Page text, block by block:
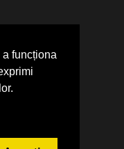
funcționa